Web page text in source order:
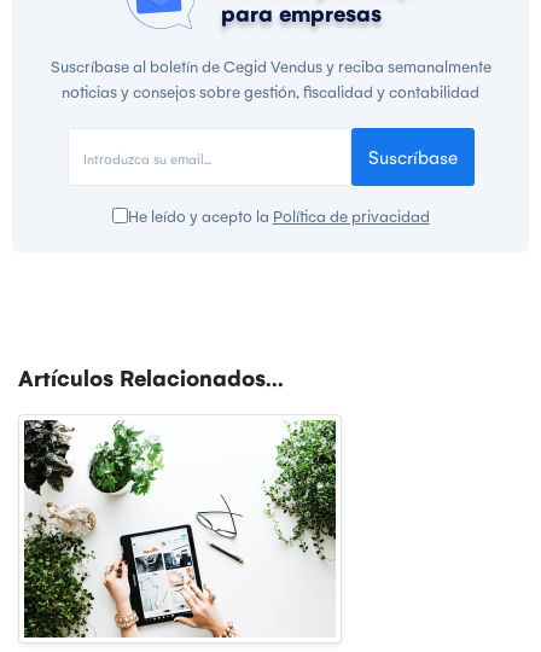
para empresas
Suscríbase al boletín de Cegid Vendus y reciba semanalmente
noticias y consejos sobre gestión, fiscalidad y contabilidad
Suscríbase
He leído y acepto la Política de privacidad
Artículos Relacionados...